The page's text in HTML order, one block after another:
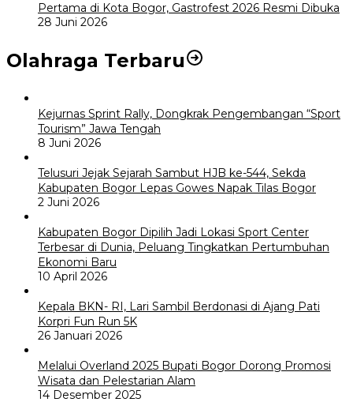
Pertama di Kota Bogor, Gastrofest 2026 Resmi Dibuka
28 Juni 2026
Olahraga Terbaru
Kejurnas Sprint Rally, Dongkrak Pengembangan “Sport
Tourism” Jawa Tengah
8 Juni 2026
Telusuri Jejak Sejarah Sambut HJB ke-544, Sekda
Kabupaten Bogor Lepas Gowes Napak Tilas Bogor
2 Juni 2026
Kabupaten Bogor Dipilih Jadi Lokasi Sport Center
Terbesar di Dunia, Peluang Tingkatkan Pertumbuhan
Ekonomi Baru
10 April 2026
Kepala BKN- RI, Lari Sambil Berdonasi di Ajang Pati
Korpri Fun Run 5K
26 Januari 2026
Melalui Overland 2025 Bupati Bogor Dorong Promosi
Wisata dan Pelestarian Alam
14 Desember 2025